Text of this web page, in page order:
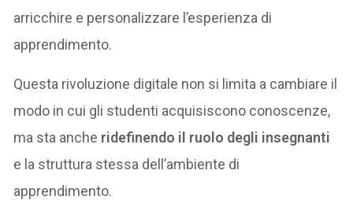
arricchire e personalizzare l’esperienza di
apprendimento.
Questa rivoluzione digitale non si limita a cambiare il
modo in cui gli studenti acquisiscono conoscenze,
ma sta anche ridefinendo il ruolo degli insegnanti
e la struttura stessa dell’ambiente di
apprendimento.